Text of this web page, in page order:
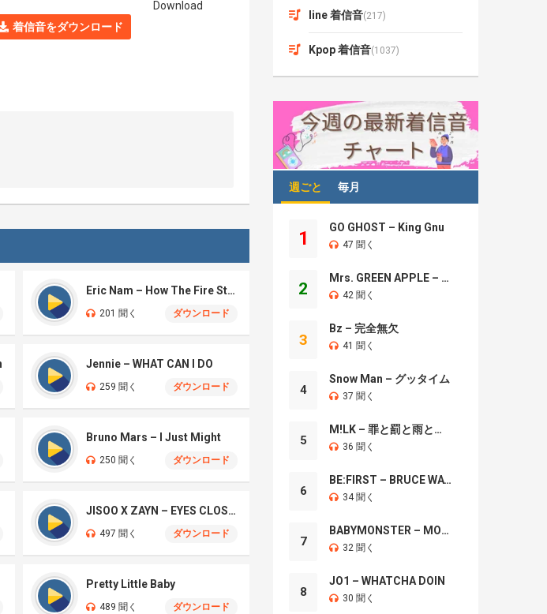
着信音をダウンロード
Eric Nam – How The Fire Started
201 聞く ダウンロード
Jennie – WHAT CAN I DO
259 聞く ダウンロード
Bruno Mars – I Just Might
250 聞く ダウンロード
JISOO X ZAYN – EYES CLOSED
497 聞く ダウンロード
Pretty Little Baby
489 聞く ダウンロード
line 着信音(217)
Kpop 着信音(1037)
週ごと 毎月
1
GO GHOST – King Gnu
47 聞く
2
Mrs. GREEN APPLE – Brand New
42 聞く
3
Bz – 完全無欠
41 聞く
4
Snow Man – グッタイム
37 聞く
5
M!LK – 罪と罰と雨とキス
36 聞く
6
BE:FIRST – BRUCE WAYNE
34 聞く
7
BABYMONSTER – MOON
32 聞く
8
JO1 – WHATCHA DOIN
30 聞く